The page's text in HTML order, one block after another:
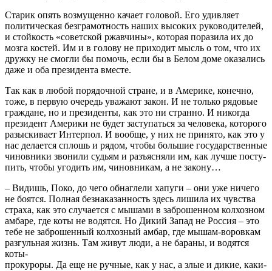
Старик опять возмущенно качает головой. Его удивляет
политическая безграмотность наших высоких руководителей,
и стойкость «советской ржавчины», которая поразила их до
мозга костей. Им и в голову не приходит мысль о том, что их
дружку не смогли бы помочь, если бы в Белом доме оказались
даже и оба президента вместе.
Так как в любой порядочной стране, и в Америке, конечно,
тоже, в первую очередь уважают закон. И не только рядовые
граждане, но и президенты, как это ни странно. И никогда
пре­зидент Америки не будет заступаться за человека, которого
разыскивает Интерпол. И вообще, у них не принято, как это у
нас делается сплошь и рядом, чтобы большие государственные
чиновники звонили судьям и разъясняли им, как лучше посту­
пить, чтобы угодить им, чиновникам, а не закону…
– Видишь, Поко, до чего обнаглели хапуги – они уже ниче­го
не боятся. Полная безнаказанность здесь лишила их чувства
страха, как это случается с мышами в заброшенном колхозном
амбаре, где коты не водятся. Но Дикий Запад не Россия – это
тебе не заброшенный колхозный амбар, где мышам-воровкам
разгульная жизнь. Там живут люди, а не бараны, и водятся
коты-
прокуроры. Да еще не ручные, как у нас, а злые и дикие, каки­